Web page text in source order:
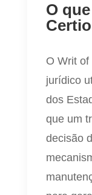
O
O Writ
jurídico
dos
que um
decisão